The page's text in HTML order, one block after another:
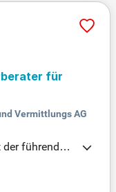
für
Vermittlungs AG
führende F
Gruppe un